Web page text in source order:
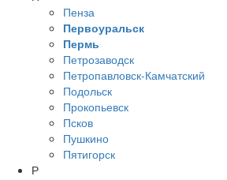
Пенза
Первоуральск
Пермь
Петрозаводск
Петропавловск-Камчатский
Подольск
Прокопьевск
Псков
Пушкино
Пятигорск
Р